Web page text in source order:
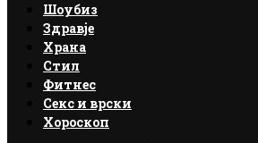
Шоубиз
Здравје
Храна
Стил
Фитнес
Секс и врски
Хороскоп